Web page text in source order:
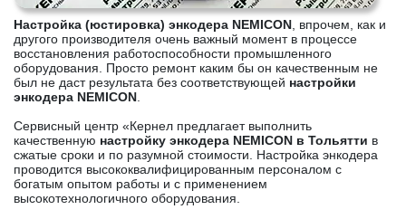
Настройка (юстировка) энкодера NEMICON , впрочем, как и
другого производителя очень важный момент в процессе
восстановления работоспособности промышленного
оборудования. Просто ремонт каким бы он качественным не
был не даст результата без соответствующей настройки
энкодера NEMICON
Сервисный центр «Кернел предлагает выполнить
качественную настройку энкодера NEMICON в Тольятти в
сжатые сроки и по разумной стоимости. Настройка энкодера
проводится высококвалифицированным персоналом с
богатым опытом работы и с применением
высокотехнологичного оборудования.